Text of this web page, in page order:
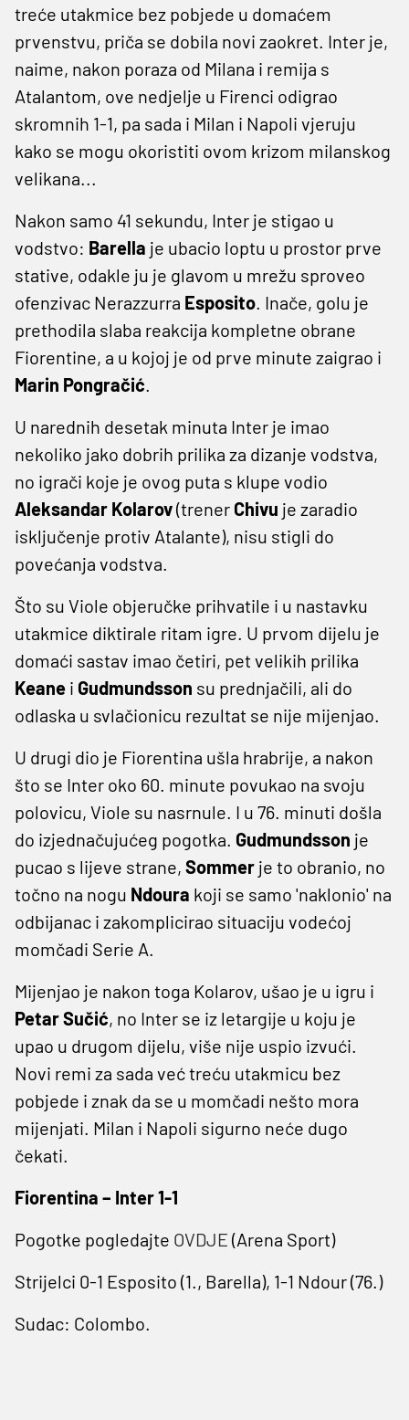
treće utakmice bez pobjede u domaćem
prvenstvu, priča se dobila novi zaokret. Inter je,
naime, nakon poraza od Milana i remija s
Atalantom, ove nedjelje u Firenci odigrao
skromnih 1-1, pa sada i Milan i Napoli vjeruju
kako se mogu okoristiti ovom krizom milanskog
velikana...
Nakon samo 41 sekundu, Inter je stigao u
vodstvo: Barella je ubacio loptu u prostor prve
stative, odakle ju je glavom u mrežu sproveo
ofenzivac Nerazzurra Esposito. Inače, golu je
prethodila slaba reakcija kompletne obrane
Fiorentine, a u kojoj je od prve minute zaigrao i
Marin Pongračić.
U narednih desetak minuta Inter je imao
nekoliko jako dobrih prilika za dizanje vodstva,
no igrači koje je ovog puta s klupe vodio
Aleksandar Kolarov(trener Chivu je zaradio
isključenje protiv Atalante), nisu stigli do
povećanja vodstva.
Što su Viole objeručke prihvatile i u nastavku
utakmice diktirale ritam igre. U prvom dijelu je
domaći sastav imao četiri, pet velikih prilika
Keane i Gudmundsson su prednjačili, ali do
odlaska u svlačionicu rezultat se nije mijenjao.
U drugi dio je Fiorentina ušla hrabrije, a nakon
što se Inter oko 60. minute povukao na svoju
polovicu, Viole su nasrnule. I u 76. minuti došla
do izjednačujućeg pogotka. Gudmundsson je
pucao s lijeve strane, Sommer je to obranio, no
točno na nogu Ndoura koji se samo 'naklonio' na
odbijanac i zakomplicirao situaciju vodećoj
momčadi Serie A.
Mijenjao je nakon toga Kolarov, ušao je u igru i
Petar Sučić, no Inter se iz letargije u koju je
upao u drugom dijelu, više nije uspio izvući.
Novi remi za sada već treću utakmicu bez
pobjede i znak da se u momčadi nešto mora
mijenjati. Milan i Napoli sigurno neće dugo
čekati.
Fiorentina – Inter 1-1
Pogotke pogledajte OVDJE (Arena Sport)
Strijelci 0-1 Esposito (1., Barella), 1-1 Ndour (76.)
Sudac: Colombo.